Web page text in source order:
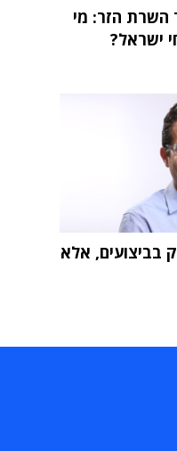
השרת הזר: מי
ישראל?
בביצועים, אלא